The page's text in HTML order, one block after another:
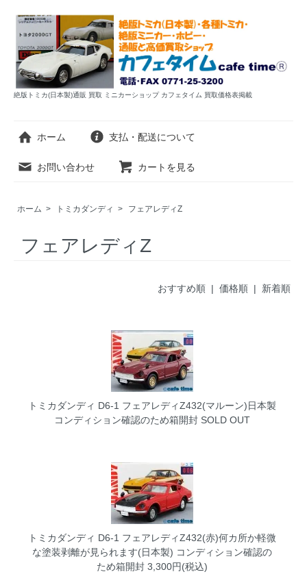
絶版トミカ(日本製)通販 買取 ミニカーショップ カフェタイム 買取価格表掲載
ホーム 支払・配送について
お問い合わせ カートを見る
ホーム > トミカダンディ > フェアレディZ
フェアレディZ
おすすめ順 | 価格順| 新着順
トミカダンディ D6-1 フェアレディZ432(マルーン)日本製
コンディション確認のため箱開封SOLD OUT
トミカダンディ D6-1 フェアレディZ432(赤)何カ所か軽微
な塗装剥離が見られます(日本製) コンディション確認の
ため箱開封3,300円(税込)